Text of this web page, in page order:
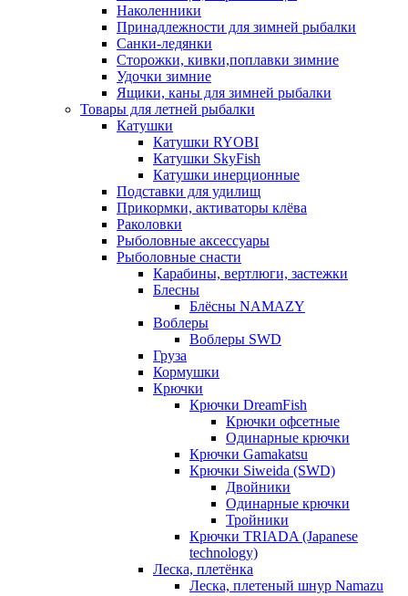
Наколенники
Принадлежности для зимней рыбалки
Санки-ледянки
Сторожки, кивки,поплавки зимние
Удочки зимние
Ящики, каны для зимней рыбалки
Товары для летней рыбалки
Катушки
Катушки RYOBI
Катушки SkyFish
Катушки инерционные
Подставки для удилищ
Прикормки, активаторы клёва
Раколовки
Рыболовные аксессуары
Рыболовные снасти
Карабины, вертлюги, застежки
Блесны
Блёсны NAMAZY
Воблеры
Воблеры SWD
Груза
Кормушки
Крючки
Крючки DreamFish
Крючки офсетные
Одинарные крючки
Крючки Gamakatsu
Крючки Siweida (SWD)
Двойники
Одинарные крючки
Тройники
Крючки TRIADA (Japanese
technology)
Леска, плетёнка
Леска, плетеный шнур Namazu